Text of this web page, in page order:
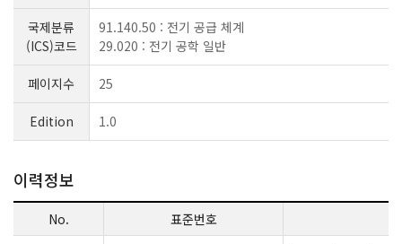
국제분류
(ICS)코드
91.140.50 : 전기 공급 체계
29.020 : 전기 공학 일반
페이지수 25
Edition 1.0
이력정보
No. 표준번호